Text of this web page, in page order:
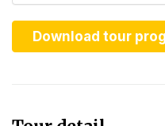
Download tour